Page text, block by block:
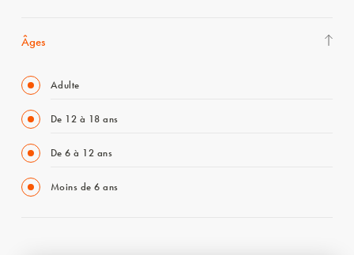
Âges
Adulte
De 12 à 18 ans
De 6 à 12 ans
Moins de 6 ans